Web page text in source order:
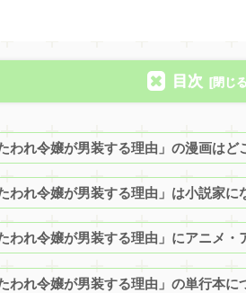
目次
たわれ令嬢が男装する理由」の漫画はど
たわれ令嬢が男装する理由」は小説家に
たわれ令嬢が男装する理由」にアニメ・
たわれ令嬢が男装する理由」の単行本に